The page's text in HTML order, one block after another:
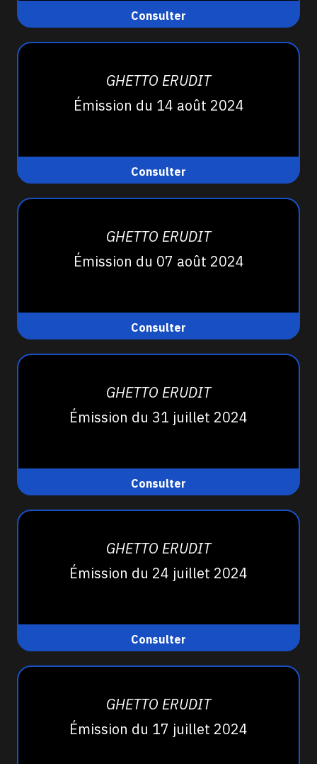
Consulter
GHETTO ERUDIT
Émission du 14 août 2024
Consulter
GHETTO ERUDIT
Émission du 07 août 2024
Consulter
GHETTO ERUDIT
Émission du 31 juillet 2024
Consulter
GHETTO ERUDIT
Émission du 24 juillet 2024
Consulter
GHETTO ERUDIT
Émission du 17 juillet 2024